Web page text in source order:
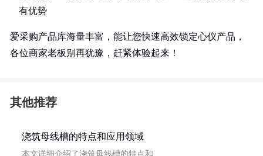
有优势
爱采购产品库海量丰富，能让您快速高效锁定心仪产品，
各位商家老板别再犹豫，赶紧体验起来！
其他推荐
浇筑母线槽的特点和应用领域
本文详细介绍了浇筑母线槽的特点和